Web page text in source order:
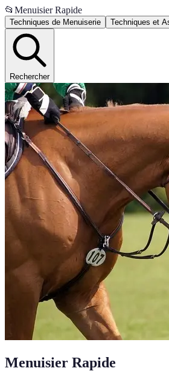
📂 Menuisier Rapide
Techniques de Menuiserie Techniques et
Rechercher
Menuisier Rapide